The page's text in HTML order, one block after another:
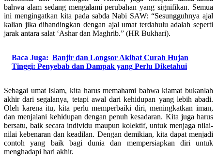
bahwa alam sedang mengalami perubahan yang signifikan. Semua
ini mengingatkan kita pada sabda Nabi SAW: “Sesungguhnya ajal
kalian jika dibandingkan dengan ajal umat terdahulu adalah seperti
jarak antara salat ‘Ashar dan Maghrib.” (HR Bukhari).
Baca Juga: Banjir dan Longsor Akibat Curah Hujan
Tinggi: Penyebab dan Dampak yang Perlu Diketahui
Sebagai umat Islam, kita harus memahami bahwa kiamat bukanlah
akhir dari segalanya, tetapi awal dari kehidupan yang lebih abadi.
Oleh karena itu, kita perlu memperbaiki diri, meningkatkan iman,
dan menjalani kehidupan dengan penuh kesadaran. Kita juga harus
bersatu, baik secara individu maupun kolektif, untuk menjaga nilai-
nilai kebenaran dan keadilan. Dengan demikian, kita dapat menjadi
contoh yang baik bagi dunia dan mempersiapkan diri untuk
menghadapi hari akhir.